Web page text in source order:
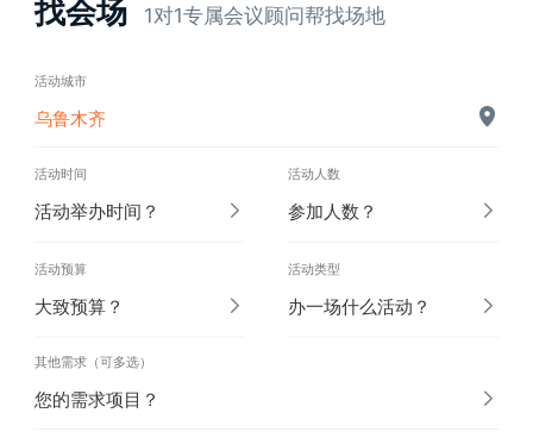
找会场 1对1专属会议顾问帮找场地
活动城市
乌鲁木齐
活动时间
活动举办时间？
活动人数
参加人数？
活动预算
大致预算？
活动类型
办一场什么活动？
其他需求（可多选）
您的需求项目？